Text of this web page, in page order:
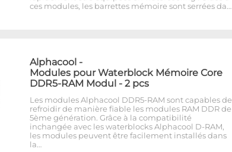
ces modules, les barrettes mémoire sont serrées da…
Alphacool -
Modules pour Waterblock Mémoire Core
DDR5-RAM Modul - 2 pcs
Les modules Alphacool DDR5-RAM sont capables de
refroidir de manière fiable les modules RAM DDR de
5ème génération. Grâce à la compatibilité
inchangée avec les waterblocks Alphacool D-RAM,
les modules peuvent être facilement installés dans
la…